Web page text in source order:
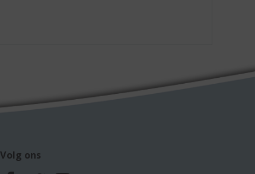
Volg ons